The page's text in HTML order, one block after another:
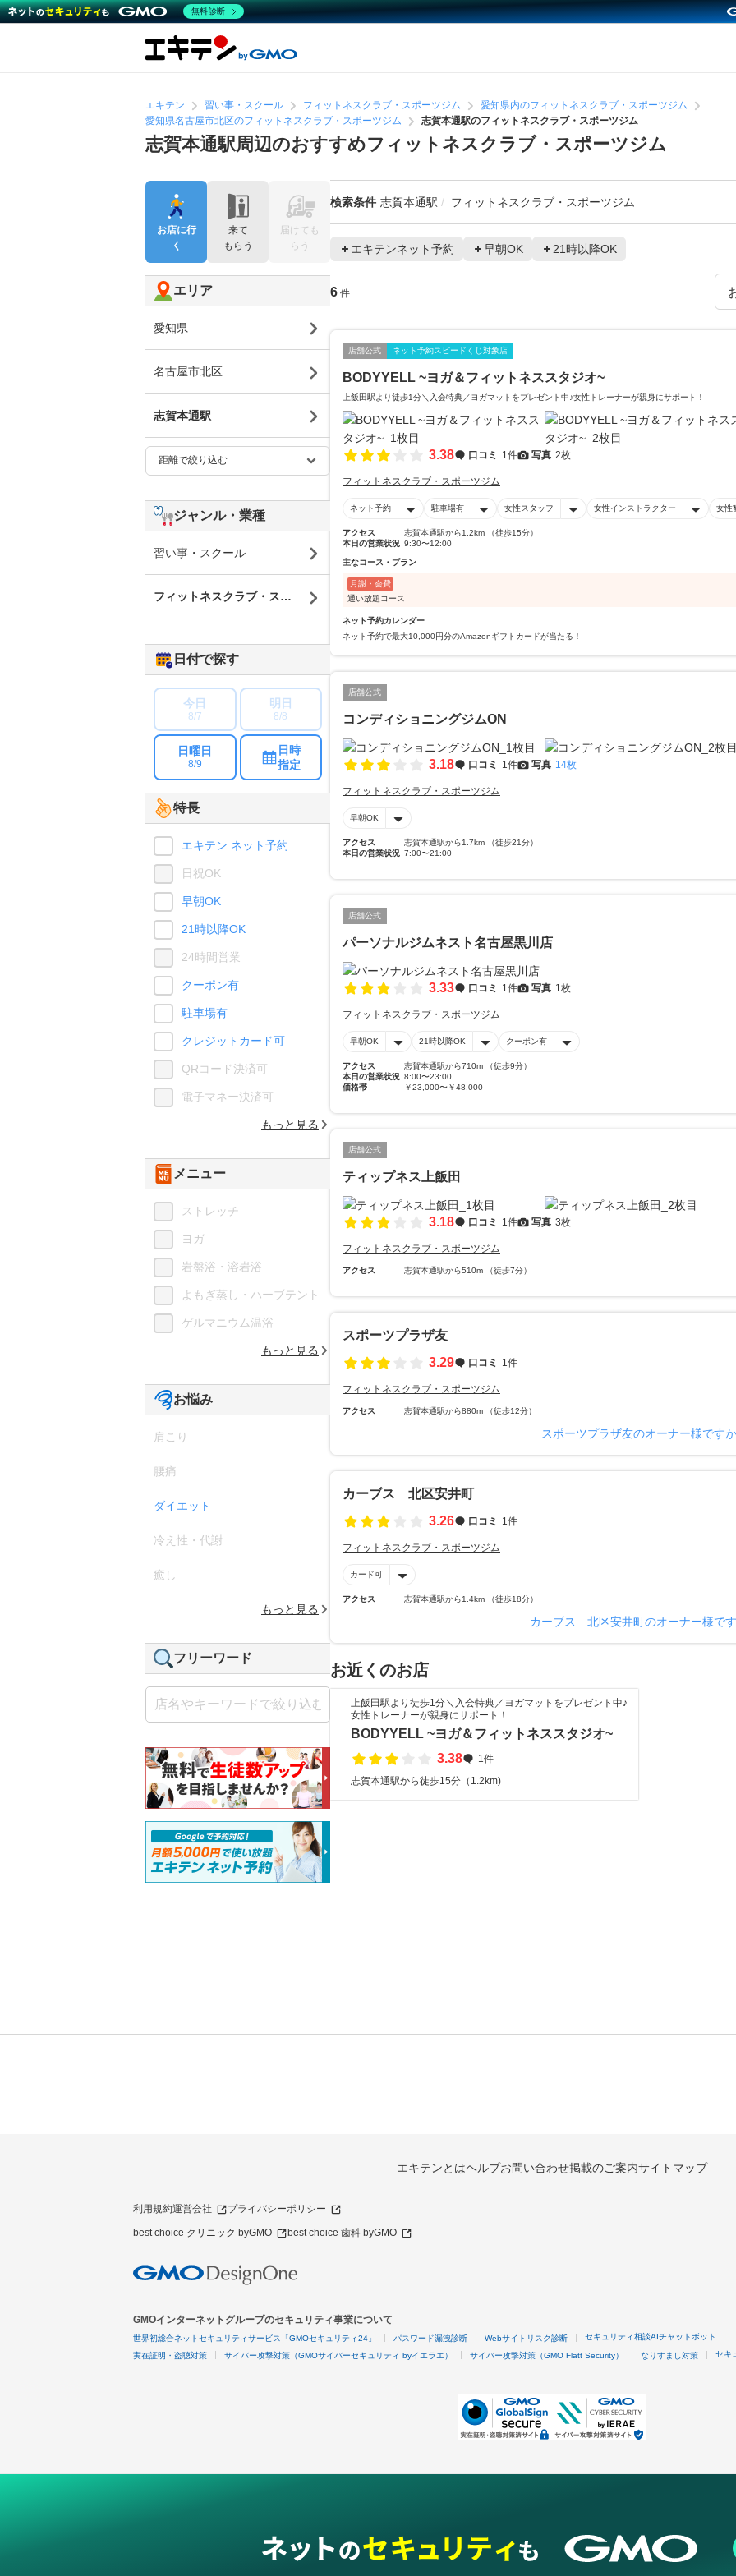
エキテン 習い事・スクール フィットネスクラブ・スポーツジム
愛知県内のフィットネスクラブ・スポーツジム
愛知県名古屋市北区のフィットネスクラブ・スポーツジム
志賀本通駅のフィットネスクラブ・スポーツジム
志賀本通駅周辺のおすすめフィットネスクラブ・スポーツジム
検索条件 志賀本通駅 フィットネスクラブ・スポーツジム
エキテンネット予約 早朝OK 21時以降OK
6 件
店舗公式 ネット予約スピードくじ対象店
BODYYELL ~ヨガ＆フィットネススタジオ~
上飯田駅より徒歩1分＼入会特典／ヨガマットをプレゼント中♪女性トレーナーが親身にサポート！
3.38 口コミ 1件 写真 2枚
フィットネスクラブ・スポーツジム
ネット予約 駐車場有 女性スタッフ 女性インストラクター 女性
アクセス
志賀本通駅から1.2km （徒歩15分）
本日の営業状況 9:30〜12:00
主なコース・プラン
月謝・会費
通い放題コース
ネット予約カレンダー
ネット予約で最大10,000円分のAmazonギフトカードが当たる！
店舗公式
コンディショニングジムON
3.18 口コミ 1件 写真 14枚
フィットネスクラブ・スポーツジム
早朝OK
アクセス
志賀本通駅から1.7km （徒歩21分）
本日の営業状況 7:00〜21:00
店舗公式
パーソナルジムネスト名古屋黒川店
3.33 口コミ 1件 写真 1枚
フィットネスクラブ・スポーツジム
早朝OK 21時以降OK クーポン有
アクセス
志賀本通駅から710m （徒歩9分）
本日の営業状況 8:00〜23:00
価格帯
￥23,000〜￥48,000
店舗公式
ティップネス上飯田
3.18 口コミ 1件 写真 3枚
フィットネスクラブ・スポーツジム
アクセス 志賀本通駅から510m （徒歩7分）
スポーツプラザ友
3.29
口コミ 1件
フィットネスクラブ・スポーツジム
アクセス 志賀本通駅から880m （徒歩12分）
スポーツプラザ友のオーナー様です
カーブス 北区安井町
3.26
口コミ 1件
フィットネスクラブ・スポーツジム
カード可
アクセス 志賀本通駅から1.4km （徒歩18分）
カーブス 北区安井町のオーナー様で
お近くのお店
上飯田駅より徒歩1分＼入会特典／ヨガマットをプレゼント中♪
女性トレーナーが親身にサポート！
BODYYELL ~ヨガ＆フィットネススタジオ~
3.38
1件
志賀本通駅から徒歩15分（1.2km)
お店に行
く
来て
もらう
届けても
らう
エリア
愛知県
名古屋市北区
志賀本通駅
ジャンル・業種
習い事・スクール
フィットネスクラブ・スポーツジム
日付で探す
今日
8/7
明日
8/8
日曜日
8/9
日時
指定
特長
エキテン ネット予約
日祝OK
早朝OK
21時以降OK
24時間営業
クーポン有
駐車場有
クレジットカード可
QRコード決済可
電子マネー決済可
もっと見る
メニュー
ストレッチ
ヨガ
岩盤浴・溶岩浴
よもぎ蒸し・ハーブテント
ゲルマニウム温浴
もっと見る
お悩み
肩こり
腰痛
ダイエット
冷え性・代謝
癒し
もっと見る
フリーワード
エキテンとはヘルプお問い合わせ掲載のご案内サイトマップ
利用規約運営会社 プライバシーポリシー
best choice クリニック byGMO best choice 歯科 byGMO
GMOインターネットグループのセキュリティ事業について
世界初総合ネットセキュリティサービス「GMOセキュリティ24」 パスワード漏洩診断 Webサイトリスク診断 セキュリティ相談AIチャットボット
実在証明・盗聴対策 サイバー攻撃対策（GMOサイバーセキュリティ byイエラエ） サイバー攻撃対策（GMO Flatt Security） なりすまし対策 セキ
無料診断